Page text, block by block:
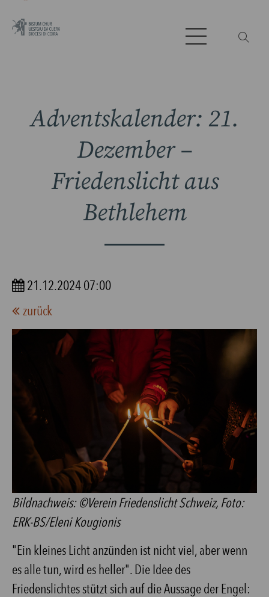
Adventskalender: 21.
Dezember –
Friedenslicht aus
Bethlehem
21.12.2024 07:00
zurück
Bildnachweis: ©Verein Friedenslicht Schweiz, Foto:
ERK-BS/Eleni Kougionis
"Ein kleines Licht anzünden ist nicht viel, aber wenn
es alle tun, wird es heller". Die Idee des
Friedenslichtes stützt sich auf die Aussage der Engel: